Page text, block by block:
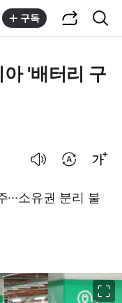
구독
아 '배터리 구
소유권 분리 불